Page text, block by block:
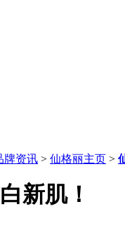
牌资讯 > 仙格丽主页 >
新肌！